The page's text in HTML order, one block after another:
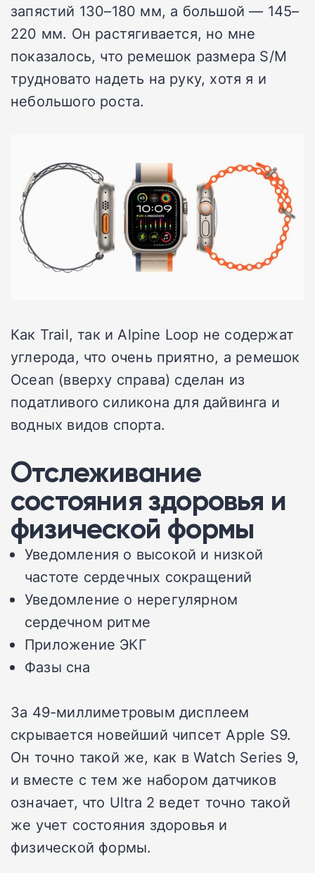
запястий 130–180 мм, а большой — 145–
220 мм. Он растягивается, но мне
показалось, что ремешок размера S/M
трудновато надеть на руку, хотя я и
небольшого роста.
Как Trail, так и Alpine Loop не содержат
углерода, что очень приятно, а ремешок
Ocean (вверху справа) сделан из
податливого силикона для дайвинга и
водных видов спорта.
Отслеживание
состояния здоровья и
физической формы
Уведомления о высокой и низкой
частоте сердечных сокращений
Уведомление о нерегулярном
сердечном ритме
Приложение ЭКГ
Фазы сна
За 49-миллиметровым дисплеем
скрывается новейший чипсет Apple S9.
Он точно такой же, как в Watch Series 9,
и вместе с тем же набором датчиков
означает, что Ultra 2 ведет точно такой
же учет состояния здоровья и
физической формы.